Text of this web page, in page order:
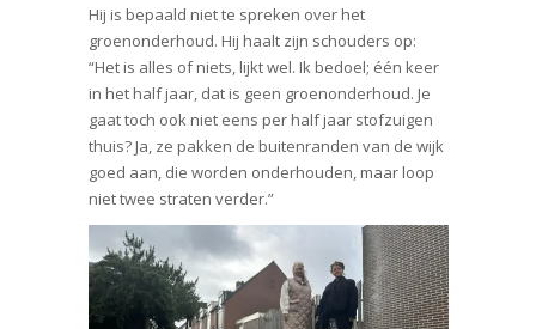
Hij is bepaald niet te spreken over het
groenonderhoud. Hij haalt zijn schouders op:
“Het is alles of niets, lijkt wel. Ik bedoel; één keer
in het half jaar, dat is geen groenonderhoud. Je
gaat toch ook niet eens per half jaar stofzuigen
thuis? Ja, ze pakken de buitenranden van de wijk
goed aan, die worden onderhouden, maar loop
niet twee straten verder.”